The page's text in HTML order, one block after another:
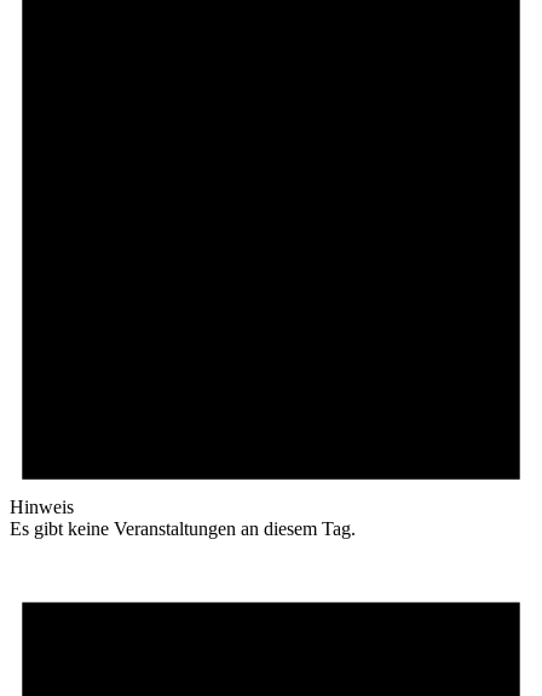
Hinweis
Es gibt keine Veranstaltungen an diesem Tag.